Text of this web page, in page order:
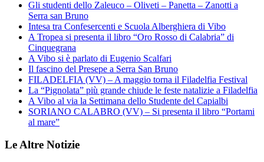
Gli studenti dello Zaleuco – Oliveti – Panetta – Zanotti a
Serra san Bruno
Intesa tra Confesercenti e Scuola Alberghiera di Vibo
A Tropea si presenta il libro “Oro Rosso di Calabria” di
Cinquegrana
A Vibo si è parlato di Eugenio Scalfari
Il fascino del Presepe a Serra San Bruno
FILADELFIA (VV) – A maggio torna il Filadelfia Festival
La “Pignolata” più grande chiude le feste natalizie a Filadelfia
A Vibo al via la Settimana dello Studente del Capialbi
SORIANO CALABRO (VV) – Si presenta il libro “Portami
al mare”
Le Altre Notizie